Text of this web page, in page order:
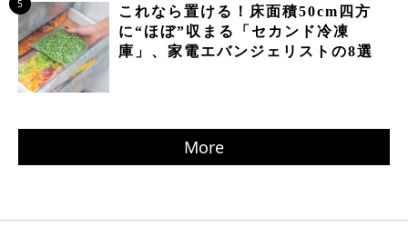
5
これなら置ける！床面積50cm四方
に“ほぼ”収まる「セカンド冷凍
庫」、家電エバンジェリストの8選
More